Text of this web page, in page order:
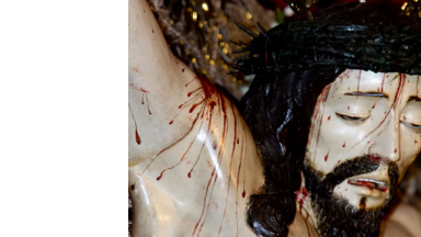
FECHA
Hoy
Plan Finde
MÚSICA
ESCÉNICAS
CULTURA
GASTRONOMÍA
INFANTIL